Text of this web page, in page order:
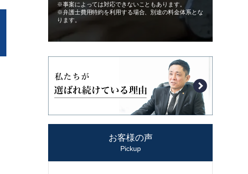
※事案によっては対応できないこともあります。
※弁護士費用特約を利用する場合、別途の料金体系とな
ります。
お客様の声
Pickup